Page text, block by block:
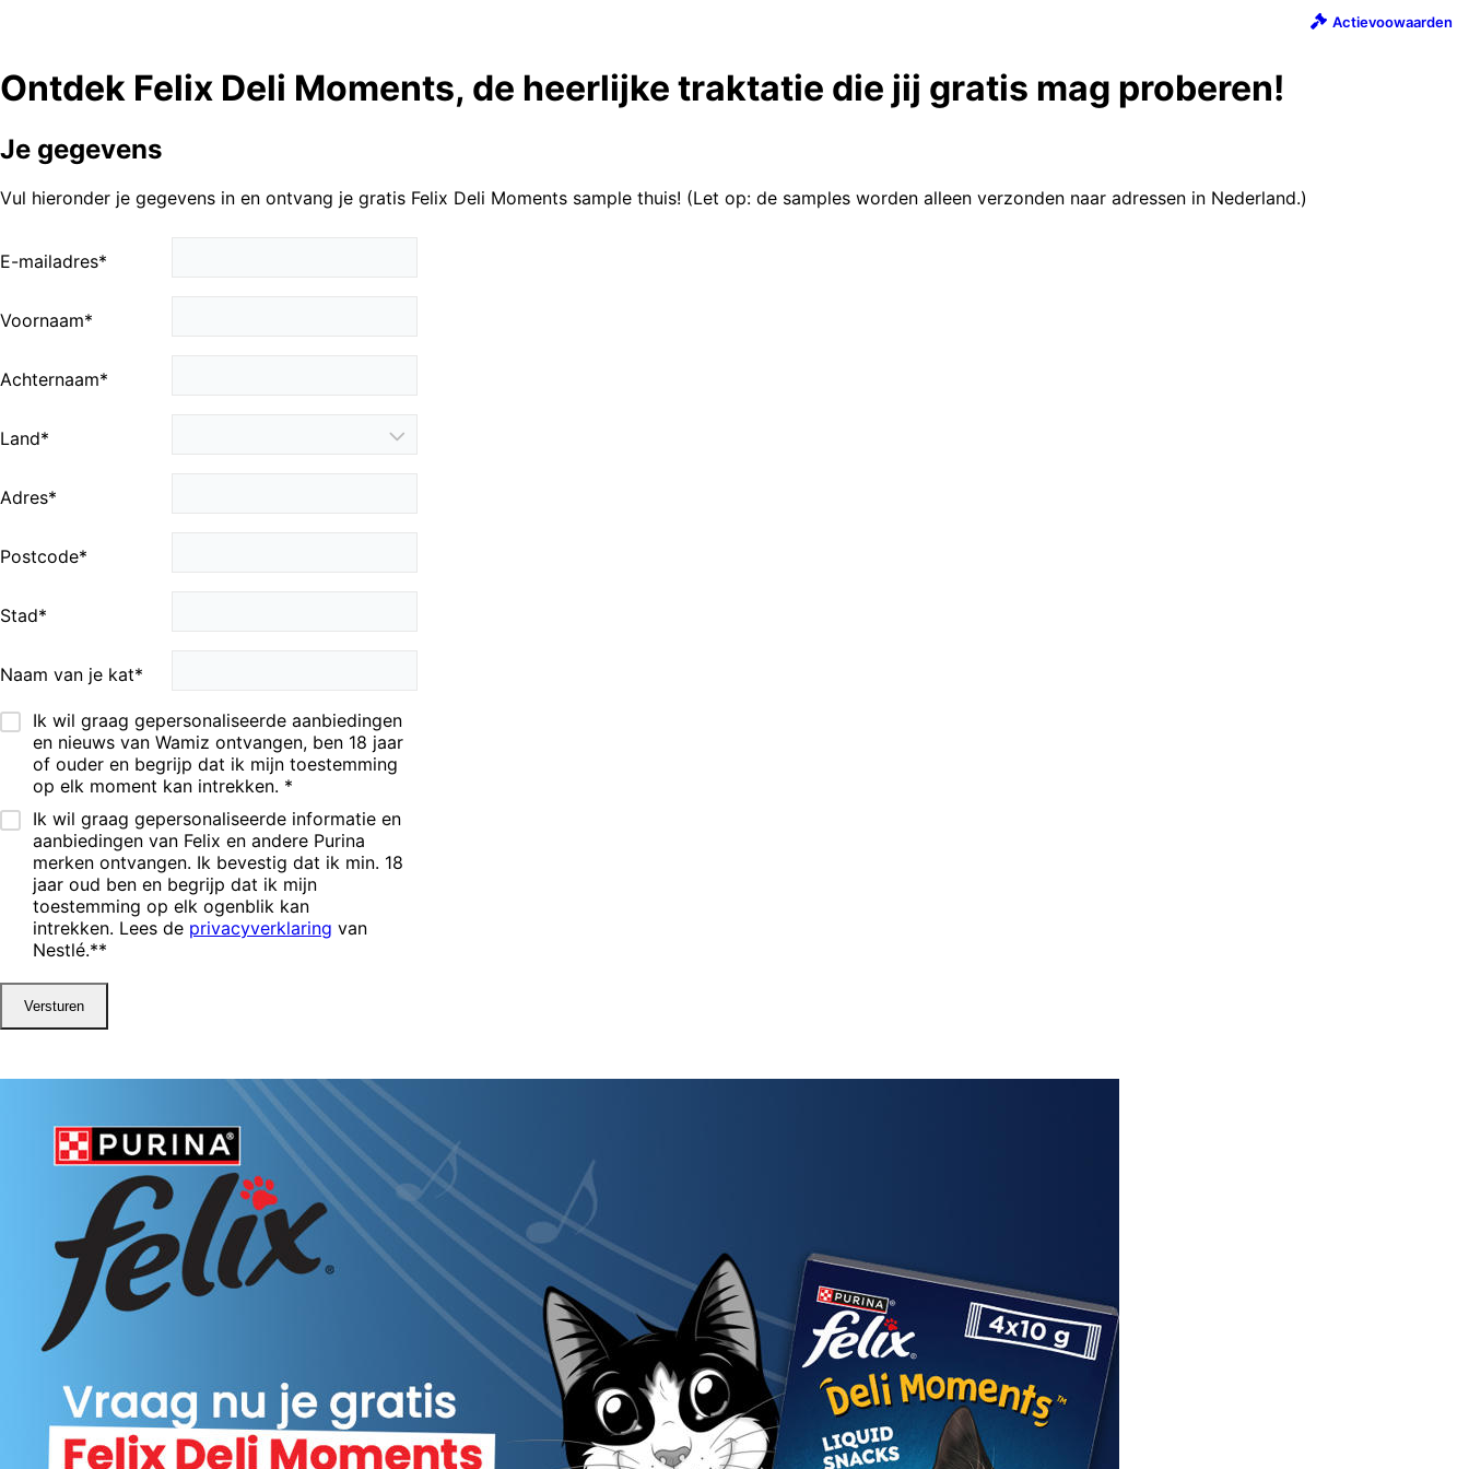
Actievoowaarden
Ontdek Felix Deli Moments, de heerlijke traktatie die jij gratis mag proberen!
Je gegevens
Vul hieronder je gegevens in en ontvang je gratis Felix Deli Moments sample thuis! (Let op: de samples worden alleen verzonden naar adressen in Nederland.)
E-mailadres*
Voornaam*
Achternaam*
Land*
Adres*
Postcode*
Stad*
Naam van je kat*
Ik wil graag gepersonaliseerde aanbiedingen
en nieuws van Wamiz ontvangen, ben 18 jaar
of ouder en begrijp dat ik mijn toestemming
op elk moment kan intrekken. *
Ik wil graag gepersonaliseerde informatie en
aanbiedingen van Felix en andere Purina
merken ontvangen. Ik bevestig dat ik min. 18
jaar oud ben en begrijp dat ik mijn
toestemming op elk ogenblik kan
intrekken. Lees de privacyverklaring van
Nestlé.**